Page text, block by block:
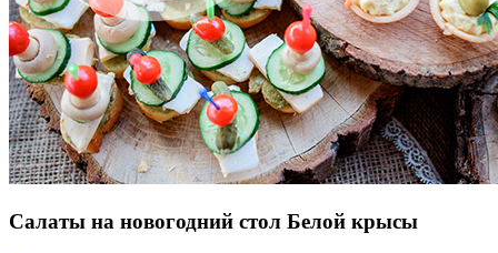
Салаты на новогодний стол Белой крысы